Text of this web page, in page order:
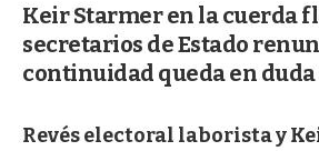
Keir Starmer en la cuerda
secretarios de Estado
continuidad queda en duda
Revés electoral laborista y